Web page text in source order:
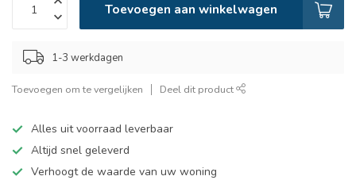
Toevoegen aan winkelwagen
1-3 werkdagen
Toevoegen om te vergelijken Deel dit product
Alles uit voorraad leverbaar
Altijd snel geleverd
Verhoogt de waarde van uw woning